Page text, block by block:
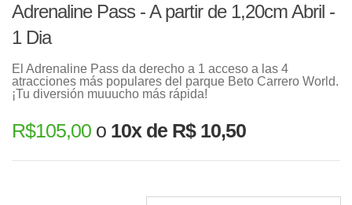
Adrenaline Pass - A partir de 1,20cm Abril -
1 Dia
El Adrenaline Pass da derecho a 1 acceso a las 4
atracciones más populares del parque Beto Carrero World.
¡Tu diversión muuucho más rápida!
R$105,00 o 10x de R$ 10,50